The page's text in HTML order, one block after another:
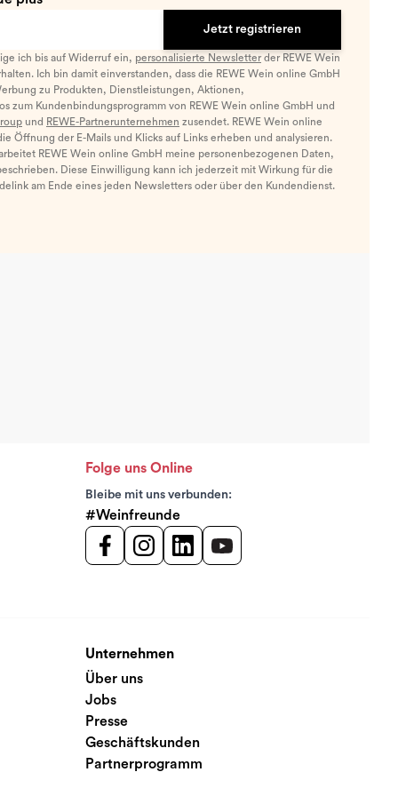
Jetzt registrieren
ich bis auf Widerruf ein, personalisierte Newsletterder REWE Wein
Ich bin damit einverstanden, dass die REWE Wein online GmbH
zu Produkten, Dienstleistungen, Aktionen,
zum Kundenbindungsprogramm von REWE Wein online GmbH und
und REWE-Partnerunternehmen zusendet. REWE Wein online
Öffnung der E-Mails und Klicks auf Links erheben und analysieren.
REWE Wein online GmbH meine personenbezogenen Daten,
Diese Einwilligung kann ich jederzeit mit Wirkung für die
am Ende eines jeden Newsletters oder über den Kundendienst.
Folge uns Online
Bleibe mit uns verbunden:
#Weinfreunde
Unternehmen
Über uns
Jobs
Presse
Geschäftskunden
Partnerprogramm